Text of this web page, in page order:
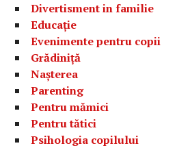
Divertisment in familie
Educație
Evenimente pentru copii
Grădiniță
Nașterea
Parenting
Pentru mămici
Pentru tătici
Psihologia copilului